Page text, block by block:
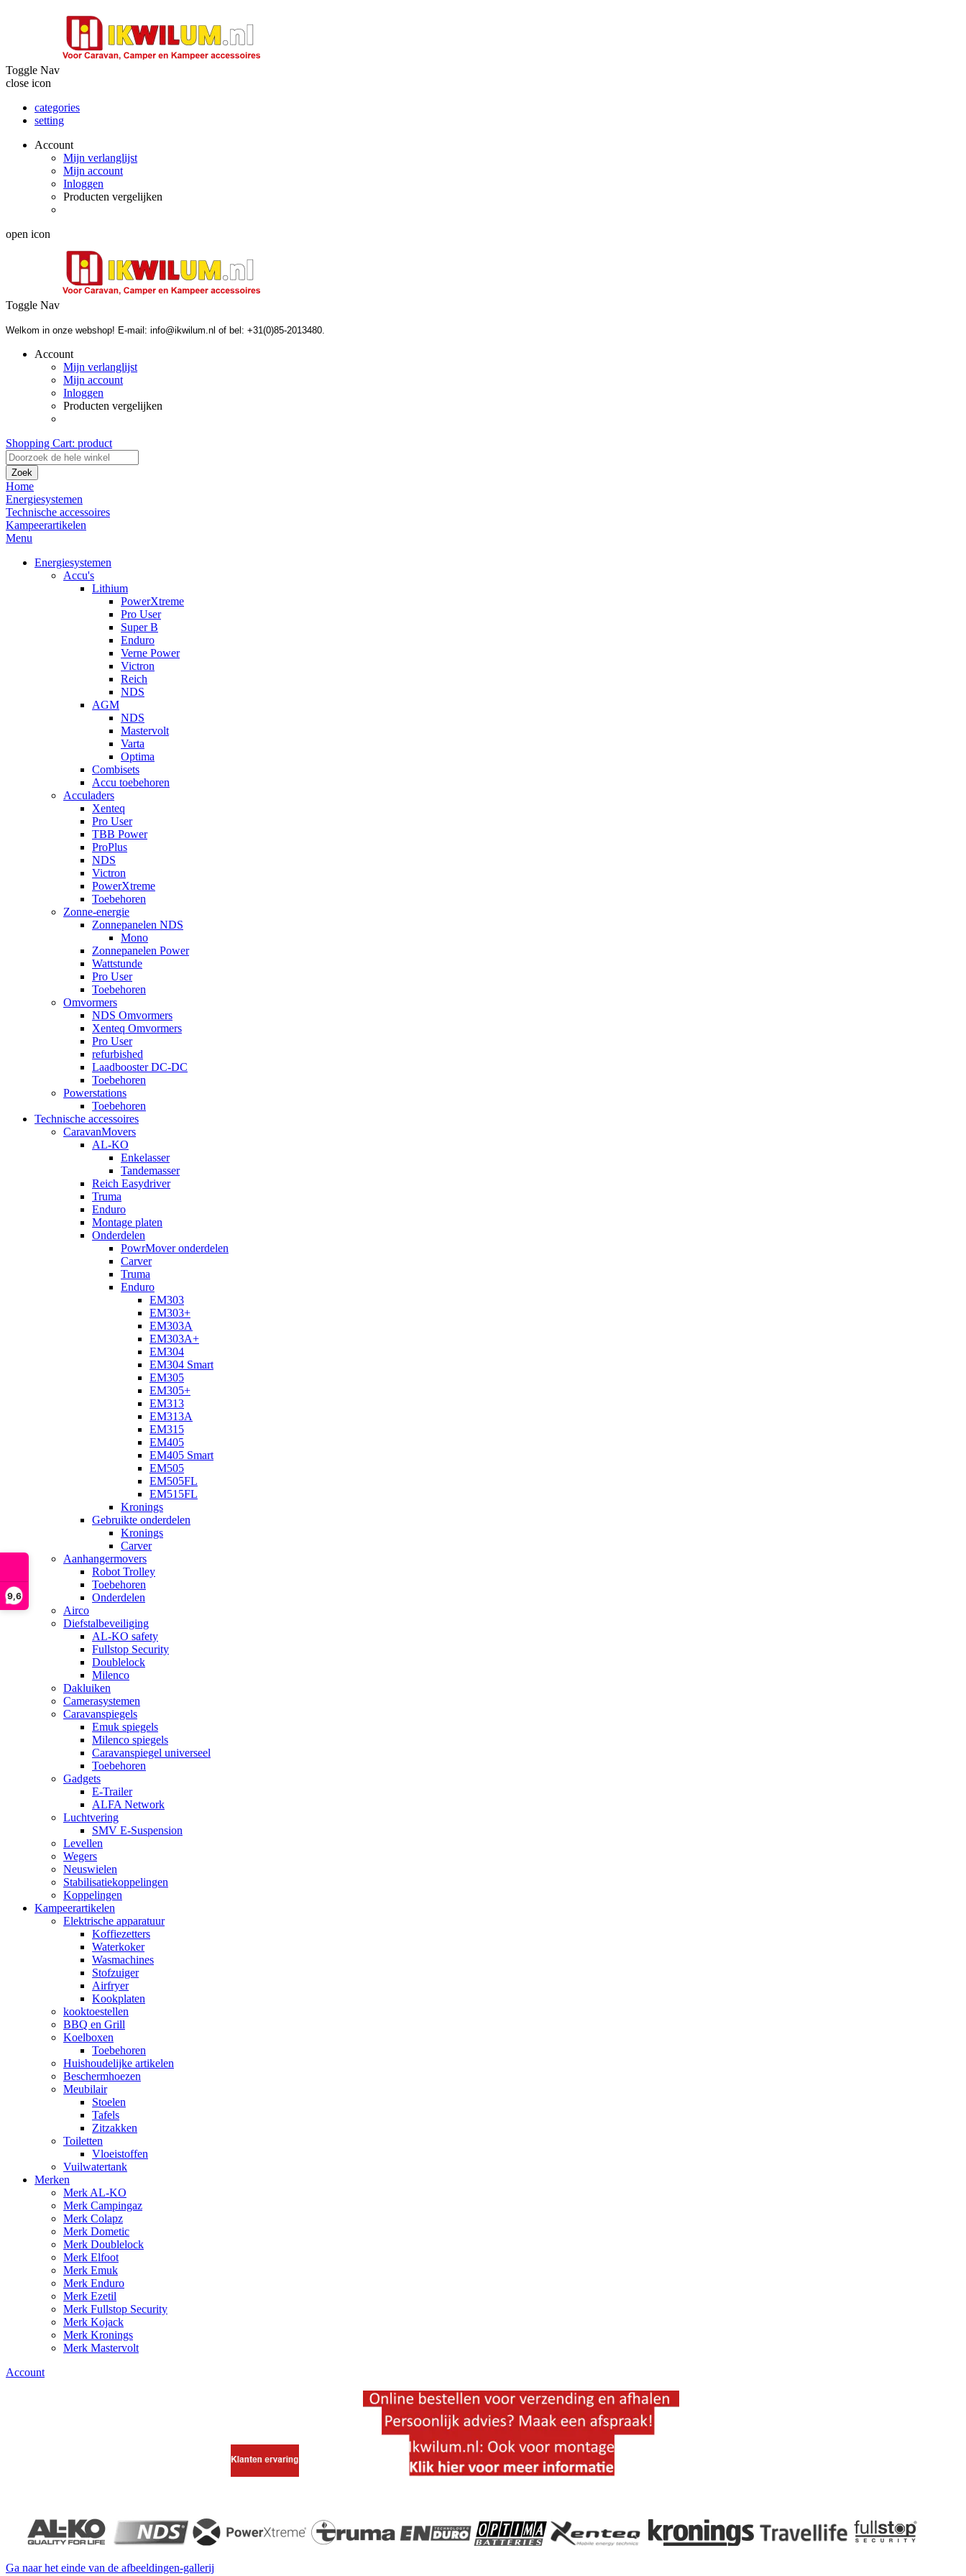
9,6
Toggle Nav
close icon
categories
setting
Account
Mijn verlanglijst
Mijn account
Inloggen
Producten vergelijken
open icon
Toggle Nav
Welkom in onze webshop! E-mail: info@ikwilum.nl of bel: +31(0)85-2013480.
Account
Mijn verlanglijst
Mijn account
Inloggen
Producten vergelijken
Shopping Cart: product
Zoek
Home
Energiesystemen
Technische accessoires
Kampeerartikelen
Menu
Energiesystemen
Accu's
Lithium
PowerXtreme
Pro User
Super B
Enduro
Verne Power
Victron
Reich
NDS
AGM
NDS
Mastervolt
Varta
Optima
Combisets
Accu toebehoren
Acculaders
Xenteq
Pro User
TBB Power
ProPlus
NDS
Victron
PowerXtreme
Toebehoren
Zonne-energie
Zonnepanelen NDS
Mono
Zonnepanelen Power
Wattstunde
Pro User
Toebehoren
Omvormers
NDS Omvormers
Xenteq Omvormers
Pro User
refurbished
Laadbooster DC-DC
Toebehoren
Powerstations
Toebehoren
Technische accessoires
CaravanMovers
AL-KO
Enkelasser
Tandemasser
Reich Easydriver
Truma
Enduro
Montage platen
Onderdelen
PowrMover onderdelen
Carver
Truma
Enduro
EM303
EM303+
EM303A
EM303A+
EM304
EM304 Smart
EM305
EM305+
EM313
EM313A
EM315
EM405
EM405 Smart
EM505
EM505FL
EM515FL
Kronings
Gebruikte onderdelen
Kronings
Carver
Aanhangermovers
Robot Trolley
Toebehoren
Onderdelen
Airco
Diefstalbeveiliging
AL-KO safety
Fullstop Security
Doublelock
Milenco
Dakluiken
Camerasystemen
Caravanspiegels
Emuk spiegels
Milenco spiegels
Caravanspiegel universeel
Toebehoren
Gadgets
E-Trailer
ALFA Network
Luchtvering
SMV E-Suspension
Levellen
Wegers
Neuswielen
Stabilisatiekoppelingen
Koppelingen
Kampeerartikelen
Elektrische apparatuur
Koffiezetters
Waterkoker
Wasmachines
Stofzuiger
Airfryer
Kookplaten
kooktoestellen
BBQ en Grill
Koelboxen
Toebehoren
Huishoudelijke artikelen
Beschermhoezen
Meubilair
Stoelen
Tafels
Zitzakken
Toiletten
Vloeistoffen
Vuilwatertank
Merken
Merk AL-KO
Merk Campingaz
Merk Colapz
Merk Dometic
Merk Doublelock
Merk Elfoot
Merk Emuk
Merk Enduro
Merk Ezetil
Merk Fullstop Security
Merk Kojack
Merk Kronings
Merk Mastervolt
Account
Ga naar het einde van de afbeeldingen-gallerij